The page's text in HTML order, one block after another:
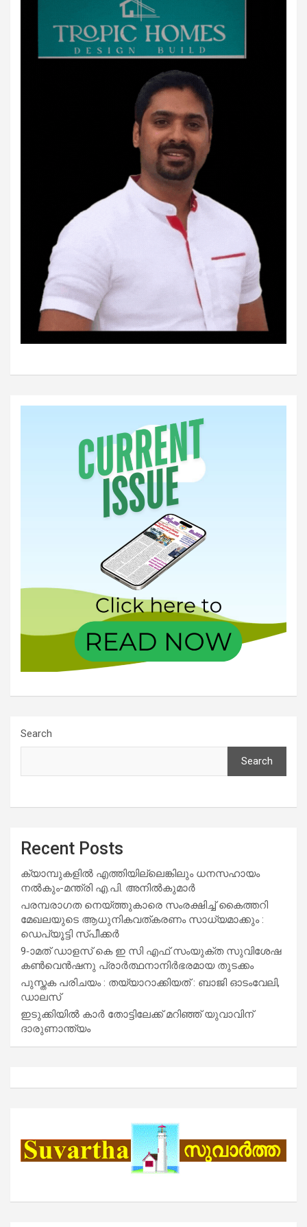
Search
Search
Recent Posts
ക്യാമ്പുകളിൽ എത്തിയില്ലെങ്കിലും ധനസഹായം
നൽകും-മന്ത്രി എ.പി. അനിൽകുമാർ
പരമ്പരാഗത നെയ്ത്തുകാരെ സംരക്ഷിച്ച് കൈത്തറി
മേഖലയുടെ ആധുനികവത്കരണം സാധ്യമാക്കും :
ഡെപ്യൂട്ടി സ്പീക്കർ
9-ാമത് ഡാളസ് കെ ഇ സി എഫ് സംയുക്ത സുവിശേഷ
കൺവെൻഷനു പ്രാർത്ഥനാനിർഭരമായ തുടക്കം
പുസ്തക പരിചയം : തയ്യാറാക്കിയത് : ബാജി ഓടംവേലി,
ഡാലസ്
ഇടുക്കിയിൽ കാർ തോട്ടിലേക്ക് മറിഞ്ഞ് യുവാവിന്
ദാരുണാന്ത്യം